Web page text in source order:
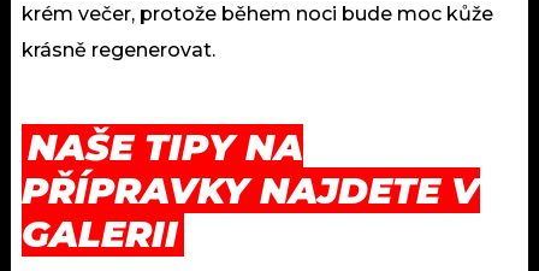
krém večer, protože během noci bude moc kůže
krásně regenerovat.
NAŠE TIPY NA
PŘÍPRAVKY NAJDETE V
GALERII